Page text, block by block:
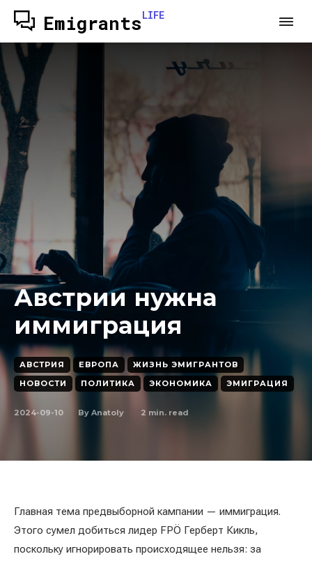
EmigrantsLIFE
Австрии нужна
иммиграция
АВСТРИЯ ЕВРОПА
ЖИЗНЬ ЭМИГРАНТОВ
НОВОСТИ
ПОЛИТИКА ЭКОНОМИКА ЭМИГРАЦИЯ
2024-09-10 By Anatoly 2 min. read
Главная тема предвыборной кампании — иммиграция.
Этого сумел добиться лидер FPÖ Герберт Кикль,
поскольку игнорировать происходящее нельзя: за